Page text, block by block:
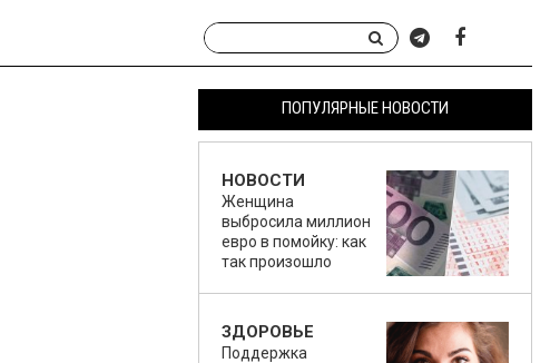
ПОПУЛЯРНЫЕ НОВОСТИ
НОВОСТИ
Женщина
выбросила миллион
евро в помойку: как
так произошло
ЗДОРОВЬЕ
Поддержка